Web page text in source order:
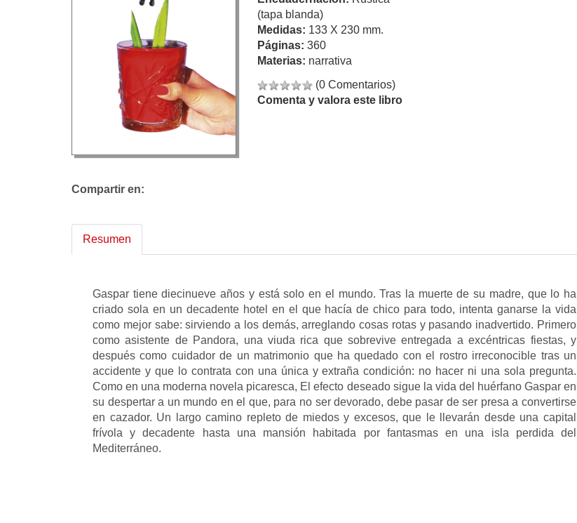
(tapa blanda)
Medidas: 133 X 230 mm.
Páginas: 360
Materias: narrativa
(0 Comentarios)
Comenta y valora este libro
Compartir en:
Resumen
Gaspar tiene diecinueve años y está solo en el mundo. Tras la muerte de su madre, que lo ha
criado sola en un decadente hotel en el que hacía de chico para todo, intenta ganarse la vida
como mejor sabe: sirviendo a los demás, arreglando cosas rotas y pasando inadvertido. Primero
como asistente de Pandora, una viuda rica que sobrevive entregada a excéntricas fiestas, y
después como cuidador de un matrimonio que ha quedado con el rostro irreconocible tras un
accidente y que lo contrata con una única y extraña condición: no hacer ni una sola pregunta.
Como en una moderna novela picaresca, El efecto deseado sigue la vida del huérfano Gaspar en
su despertar a un mundo en el que, para no ser devorado, debe pasar de ser presa a convertirse
en cazador. Un largo camino repleto de miedos y excesos, que le llevarán desde una capital
frívola y decadente hasta una mansión habitada por fantasmas en una isla perdida del
Mediterráneo.